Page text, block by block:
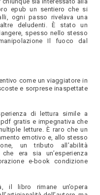
epub un sentiero che si
ogni passo rivelava una
deludenti. È stato un
spesso nello stesso
Il fuoco dal
come un viaggiatore in
e sorprese inaspettate
di lettura simile a
gratis e impegnativa che
letture. È raro che un
emotivo e, allo stesso
un tributo all’abilità
era sia un’esperienza
e-book condizione
il libro rimane un’opera